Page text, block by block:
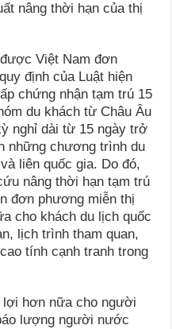
nâng thời hạn của thị
Việt Nam đơn
định của Luật hiện
chứng nhận tạm trú 15
du khách từ Châu Âu
nghỉ dài từ 15 ngày trở
những chương trình du
liên quốc gia. Do đó,
nâng thời hạn tạm trú
đơn phương miễn thị
cho khách du lịch quốc
lịch trình tham quan,
tính cạnh tranh trong
lợi hơn nữa cho người
lượng người nước